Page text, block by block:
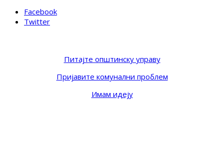
Facebook
Twitter
Питајте општинску управу
Пријавите комунални проблем
Имам идеју